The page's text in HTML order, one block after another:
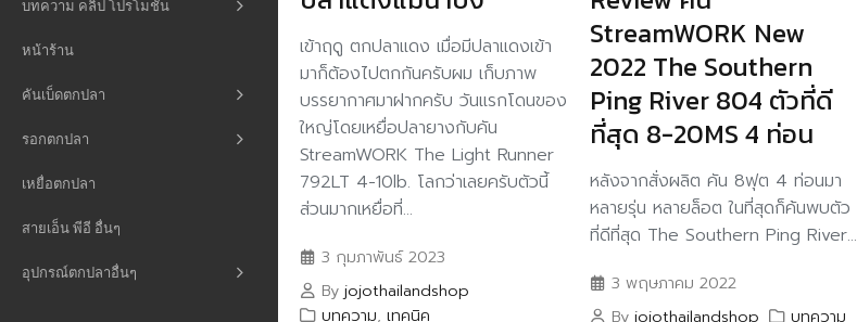
บทความ คลิป โปรโมชั่น
หน้าร้าน
คันเบ็ดตกปลา
รอกตกปลา
เหยื่อตกปลา
สายเอ็น พีอี อื่นๆ
อุปกรณ์ตกปลาอื่นๆ
เข้าฤดู ตกปลาแดง เมื่อมีปลาแดงเข้า
มาก็ต้องไปตกกันครับผม เก็บภาพ
บรรยากาศมาฝากครับ วันแรกโดนของ
ใหญ่โดยเหยื่อปลายางกับคัน
StreamWORK The Light Runner
792LT 4-10lb. โลกว่าเลยครับตัวนี้
ส่วนมากเหยื่อที่...
3 กุมภาพันธ์ 2023
Byjojothailandshop
บทความ,เทคนิค
StreamWORK New
2022 The Southern
Ping River 804 ตัวที่ดี
ที่สุด 8-20MS 4 ท่อน
หลังจากสั่งผลิต คัน 8ฟุต 4 ท่อนมา
หลายรุ่น หลายล็อต ในที่สุดก็ค้นพบตัว
ที่ดีที่สุด The Southern Ping River...
3 พฤษภาคม 2022
Byjojothailandshop
บทความ